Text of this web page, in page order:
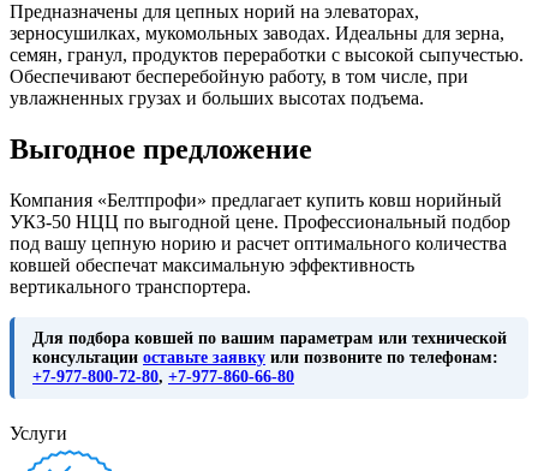
Предназначены для цепных норий на элеваторах,
зерносушилках, мукомольных заводах. Идеальны для зерна,
семян, гранул, продуктов переработки с высокой сыпучестью.
Обеспечивают бесперебойную работу, в том числе, при
увлажненных грузах и больших высотах подъема.
Выгодное предложение
Компания «Белтпрофи» предлагает купить ковш норийный
УКЗ-50 НЦЦ по выгодной цене. Профессиональный подбор
под вашу цепную норию и расчет оптимального количества
ковшей обеспечат максимальную эффективность
вертикального транспортера.
Для подбора ковшей по вашим параметрам или технической
консультации оставьте заявку или позвоните по телефонам:
+7-977-800-72-80, +7-977-860-66-80
Услуги